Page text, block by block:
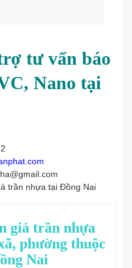
tư vấn báo
Nano tại
trần nhựa tại Đồng Nai
giá trần nhựa
phường thuộc
Nai